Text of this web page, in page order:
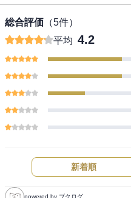
総合評価 （5件）
平均 4.2
新着順
powered by ブクログ